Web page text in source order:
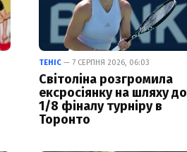
ТЕНІС— 7 СЕРПНЯ 2026, 06:03
Світоліна розгромила
ексросіянку на шляху до
1/8 фіналу турніру в
Торонто